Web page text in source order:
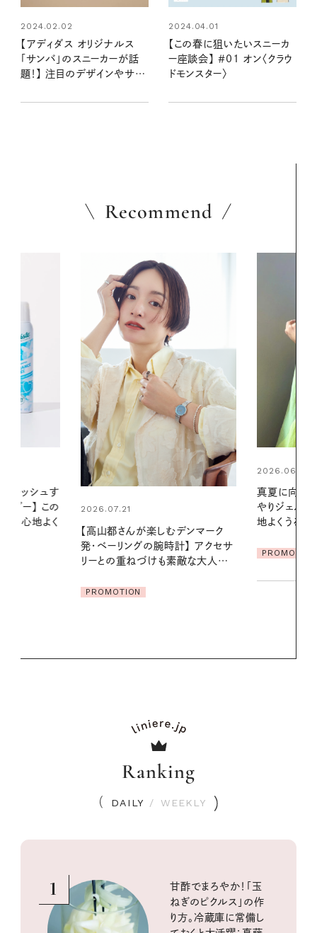
2024.02.02
【アディダス オリジナルス
「サンバ」のスニーカーが話
題！】 注目のデザインやサイ
Vol.1
2024.04.01
【この春に狙いたいスニーカ
ー座談会】 ＃01 オン〈クラウ
ドモンスター〉
Recommend
2026.06.01
やりジェルと出合う。暑い季節に心
ア
PROMOTION
2026.06.01
暑い夏のナイ
える夜の爽
Ranking
DAILY / WEEKLY
1
甘酢でまろやか！「玉
ねぎのピクルス」の作
り方。冷蔵庫に常備し